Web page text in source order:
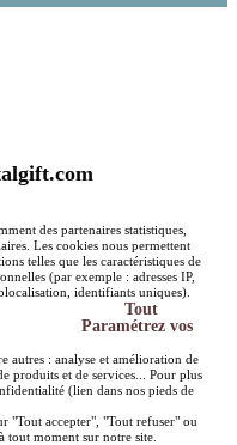
des partenaires statistiques,
Les cookies nous permettent
telles que les caractéristiques de
(par exemple : adresses IP,
identifiants uniques).
Tout
Paramétrez vos
autres : analyse et amélioration de
produits et de services... Pour plus
(lien dans nos pieds de
"Tout accepter", "Tout refuser" ou
tout moment sur notre site.